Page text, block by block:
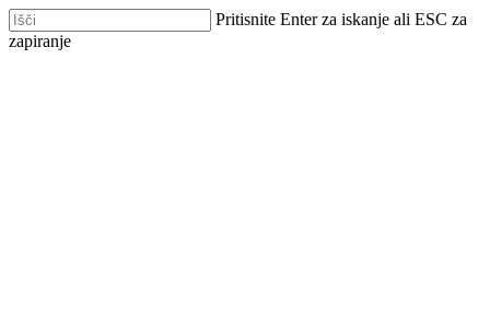
Skip
to
main
Pritisnite Enter za iskanje ali ESC za
zapiranje